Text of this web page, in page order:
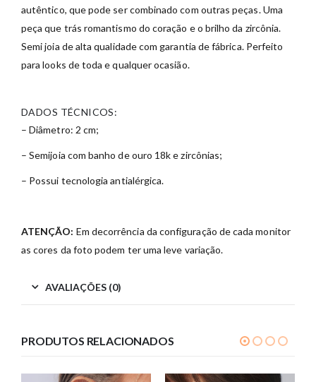
autêntico, que pode ser combinado com outras peças. Uma
peça que trás romantismo do coração e o brilho da zircônia.
Semi joia de alta qualidade com garantia de fábrica. Perfeito
para looks de toda e qualquer ocasião.
DADOS TÉCNICOS:
– Diâmetro: 2 cm;
– Semijoia com banho de ouro 18k e zircônias;
– Possui tecnologia antialérgica.
ATENÇÃO: Em decorrência da configuração de cada monitor
as cores da foto podem ter uma leve variação.
AVALIAÇÕES (0)
PRODUTOS RELACIONADOS